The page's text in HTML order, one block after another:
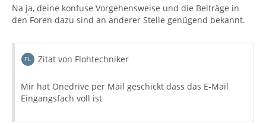
Na ja, deine konfuse Vorgehensweise und die Beiträge in
den Foren dazu sind an anderer Stelle genügend bekannt.
Zitat von Flohtechniker
Mir hat Onedrive per Mail geschickt dass das E-Mail
Eingangsfach voll ist